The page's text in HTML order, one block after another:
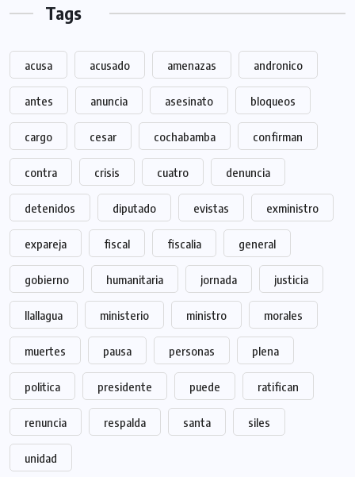
Tags
acusa acusado amenazas andronico
antes anuncia asesinato bloqueos
cargo cesar cochabamba confirman
contra crisis cuatro denuncia
detenidos diputado evistas exministro
expareja fiscal fiscalia general
gobierno humanitaria jornada justicia
llallagua ministerio ministro morales
muertes pausa personas plena
politica presidente puede ratifican
renuncia respalda santa siles
unidad